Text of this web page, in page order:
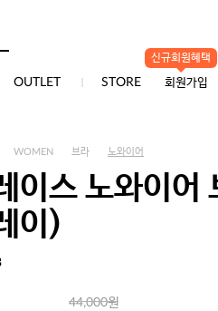
OUTLET STORE
신규회원혜택
회원가입
WOMEN 브라 노와이어
이스 노와이어
이)
44,000원